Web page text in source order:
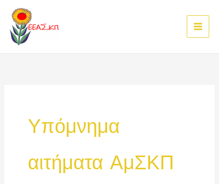
Μετάβαση
περιεχόμενο
Υπόμνημα
αιτήματα ΑμΣΚΠ